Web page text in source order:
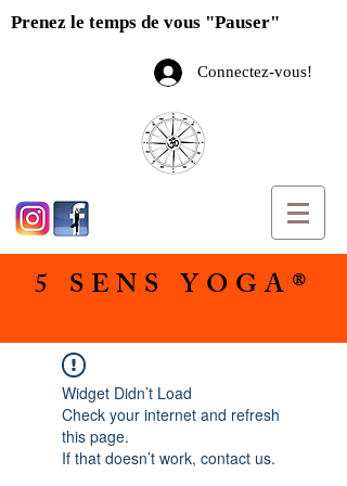
Prenez le temps de vous "Pauser"
Connectez-vous!
5 SENS YOGA®
Widget Didn’t Load
Check your internet and refresh
this page.
If that doesn’t work, contact us.